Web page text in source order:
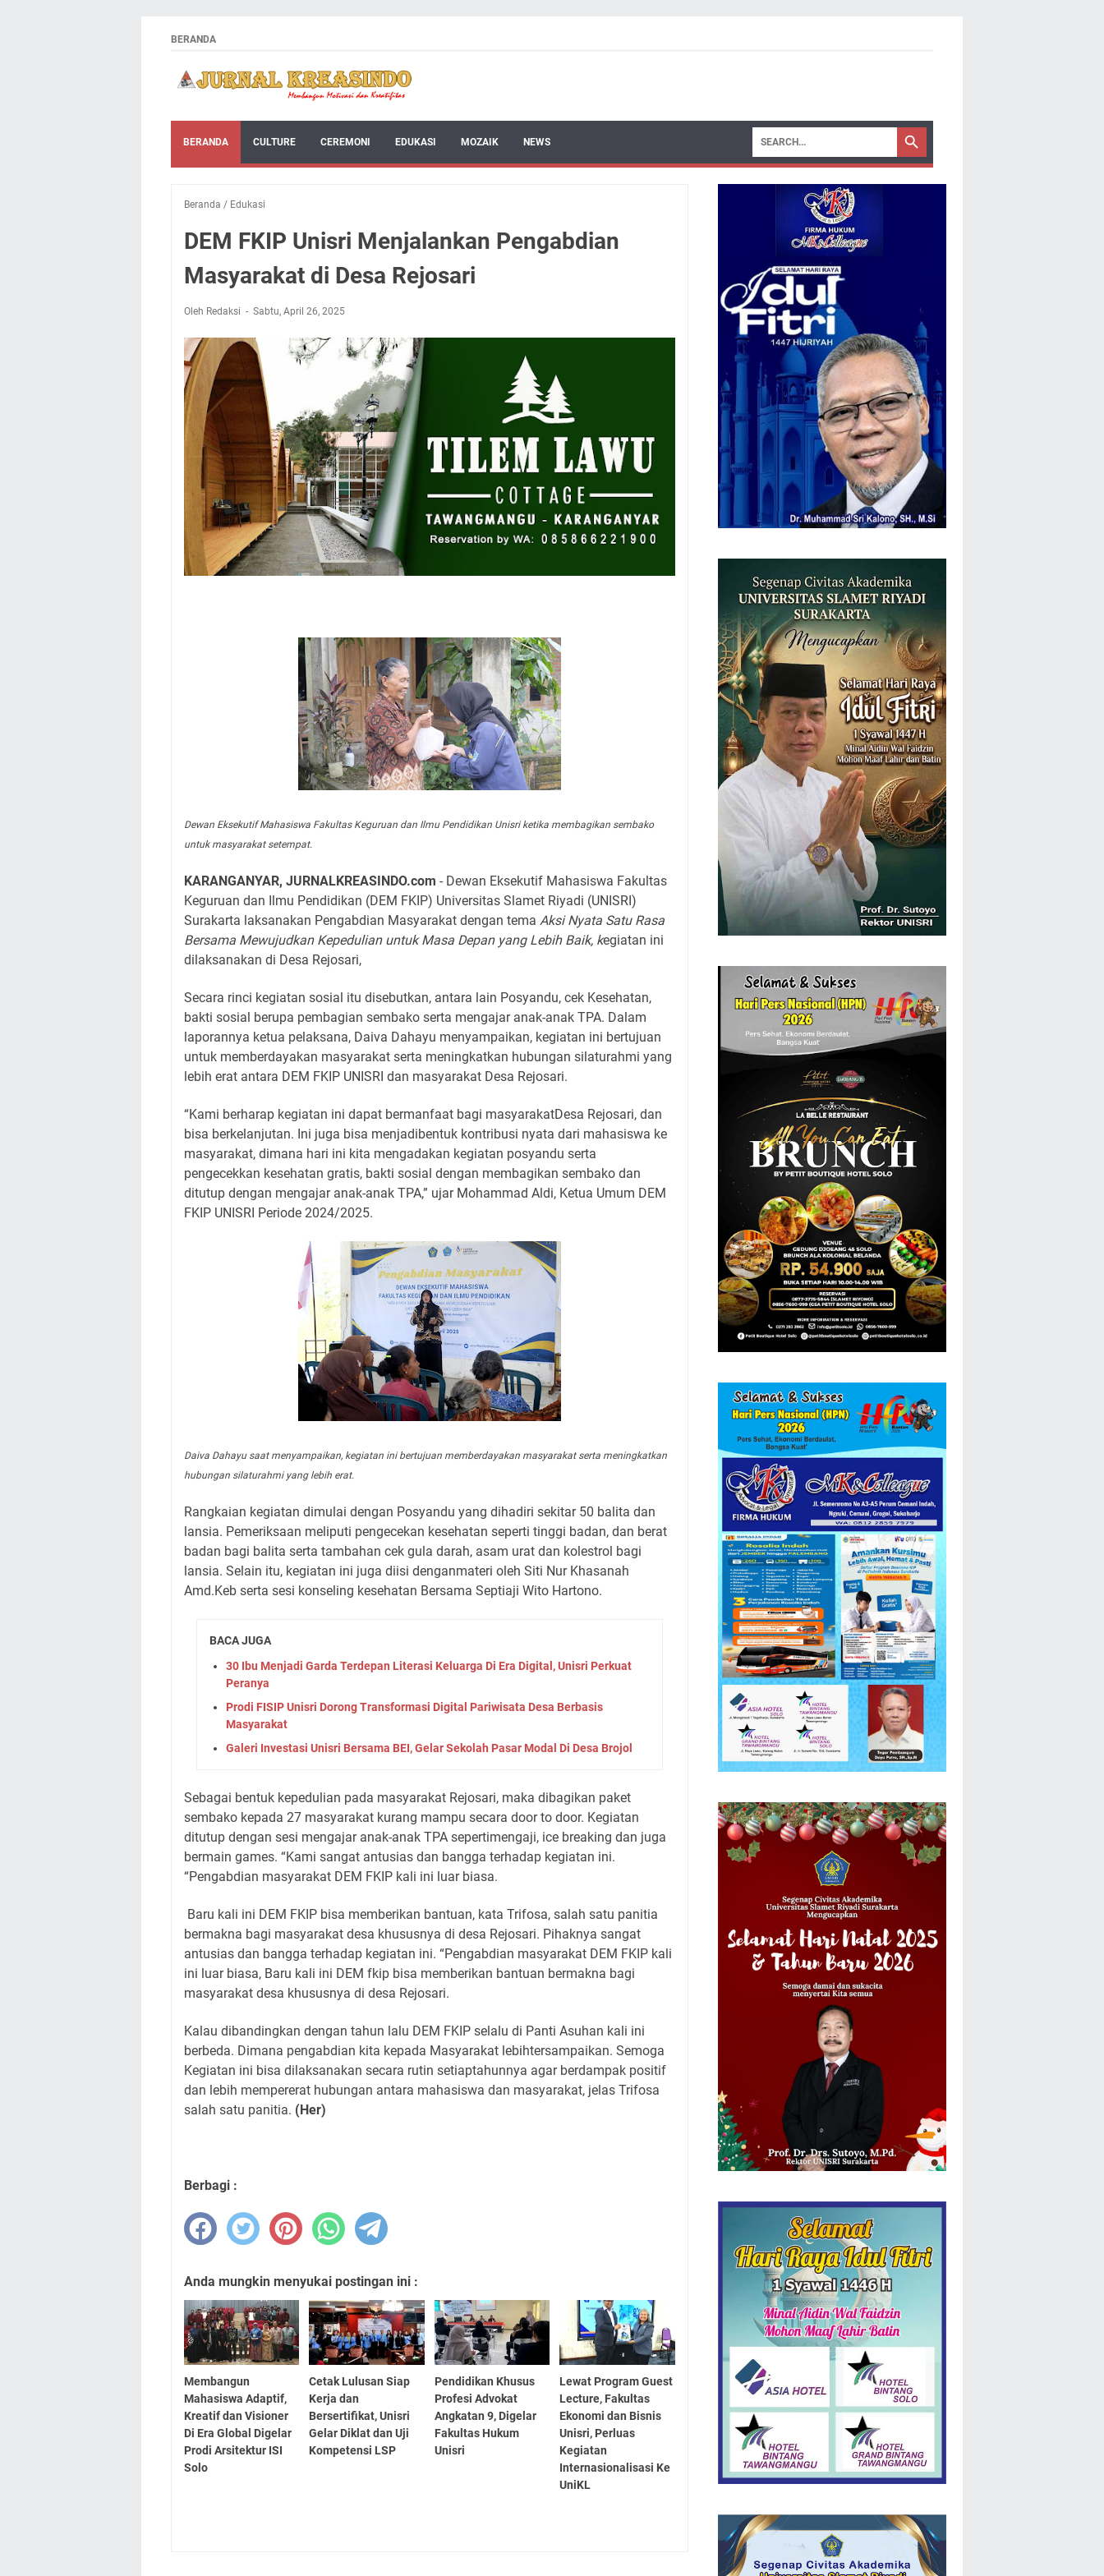
BERANDA
BERANDA CULTURE CEREMONI EDUKASI MOZAIK NEWS
Beranda / Edukasi
DEM FKIP Unisri Menjalankan Pengabdian
Masyarakat di Desa Rejosari
Oleh Redaksi Sabtu, April 26, 2025
Dewan Eksekutif Mahasiswa Fakultas Keguruan dan Ilmu Pendidikan Unisri ketika membagikan sembako
untuk masyarakat setempat.
KARANGANYAR, JURNALKREASINDO.com - Dewan Eksekutif Mahasiswa Fakultas
Keguruan dan Ilmu Pendidikan (DEM FKIP) Universitas Slamet Riyadi (UNISRI)
Surakarta laksanakan Pengabdian Masyarakat dengan tema Aksi Nyata Satu Rasa
Bersama Mewujudkan Kepedulian untuk Masa Depan yang Lebih Baik, kegiatan ini
dilaksanakan di Desa Rejosari,
Secara rinci kegiatan sosial itu disebutkan, antara lain Posyandu, cek Kesehatan,
bakti sosial berupa pembagian sembako serta mengajar anak-anak TPA. Dalam
laporannya ketua pelaksana, Daiva Dahayu menyampaikan, kegiatan ini bertujuan
untuk memberdayakan masyarakat serta meningkatkan hubungan silaturahmi yang
lebih erat antara DEM FKIP UNISRI dan masyarakat Desa Rejosari.
“Kami berharap kegiatan ini dapat bermanfaat bagi masyarakatDesa Rejosari, dan
bisa berkelanjutan. Ini juga bisa menjadibentuk kontribusi nyata dari mahasiswa ke
masyarakat, dimana hari ini kita mengadakan kegiatan posyandu serta
pengecekkan kesehatan gratis, bakti sosial dengan membagikan sembako dan
ditutup dengan mengajar anak-anak TPA,” ujar Mohammad Aldi, Ketua Umum DEM
FKIP UNISRI Periode 2024/2025.
Daiva Dahayu saat menyampaikan, kegiatan ini bertujuan memberdayakan masyarakat serta meningkatkan
hubungan silaturahmi yang lebih erat.
Rangkaian kegiatan dimulai dengan Posyandu yang dihadiri sekitar 50 balita dan
lansia. Pemeriksaan meliputi pengecekan kesehatan seperti tinggi badan, dan berat
badan bagi balita serta tambahan cek gula darah, asam urat dan kolestrol bagi
lansia. Selain itu, kegiatan ini juga diisi denganmateri oleh Siti Nur Khasanah
Amd.Keb serta sesi konseling kesehatan Bersama Septiaji Wito Hartono.
BACA JUGA
30 Ibu Menjadi Garda Terdepan Literasi Keluarga Di Era Digital, Unisri Perkuat
Peranya
Prodi FISIP Unisri Dorong Transformasi Digital Pariwisata Desa Berbasis
Masyarakat
Galeri Investasi Unisri Bersama BEI, Gelar Sekolah Pasar Modal Di Desa Brojol
Sebagai bentuk kepedulian pada masyarakat Rejosari, maka dibagikan paket
sembako kepada 27 masyarakat kurang mampu secara door to door. Kegiatan
ditutup dengan sesi mengajar anak-anak TPA sepertimengaji, ice breaking dan juga
bermain games. “Kami sangat antusias dan bangga terhadap kegiatan ini.
“Pengabdian masyarakat DEM FKIP kali ini luar biasa.
Baru kali ini DEM FKIP bisa memberikan bantuan, kata Trifosa, salah satu panitia
bermakna bagi masyarakat desa khususnya di desa Rejosari. Pihaknya sangat
antusias dan bangga terhadap kegiatan ini. “Pengabdian masyarakat DEM FKIP kali
ini luar biasa, Baru kali ini DEM fkip bisa memberikan bantuan bermakna bagi
masyarakat desa khususnya di desa Rejosari.
Kalau dibandingkan dengan tahun lalu DEM FKIP selalu di Panti Asuhan kali ini
berbeda. Dimana pengabdian kita kepada Masyarakat lebihtersampaikan. Semoga
Kegiatan ini bisa dilaksanakan secara rutin setiaptahunnya agar berdampak positif
dan lebih mempererat hubungan antara mahasiswa dan masyarakat, jelas Trifosa
salah satu panitia. (Her)
Berbagi :
Anda mungkin menyukai postingan ini :
Membangun
Mahasiswa Adaptif,
Kreatif dan Visioner
Di Era Global Digelar
Prodi Arsitektur ISI
Solo
Cetak Lulusan Siap
Kerja dan
Bersertifikat, Unisri
Gelar Diklat dan Uji
Kompetensi LSP
Pendidikan Khusus
Profesi Advokat
Angkatan 9, Digelar
Fakultas Hukum
Unisri
Lewat Program Guest
Lecture, Fakultas
Ekonomi dan Bisnis
Unisri, Perluas
Kegiatan
Internasionalisasi Ke
UniKL